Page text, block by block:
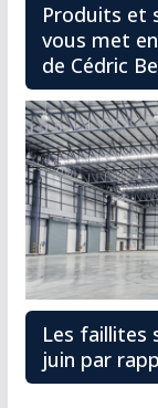
Produits et
vous met
de Cédric
Les faillites
juin par